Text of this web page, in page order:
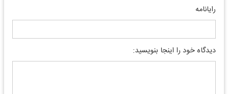
رایانامه
دیدگاه خود را اینجا بنویسید: